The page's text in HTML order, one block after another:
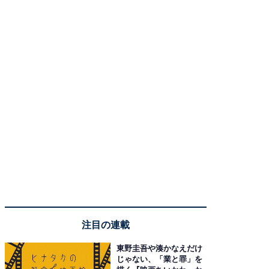
注目の連載
東野圭吾や湊かなえだけ
じゃない、「業と罪」を